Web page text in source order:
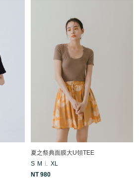
夏之祭典面膜大U領TEE
S M L XL
NT 980